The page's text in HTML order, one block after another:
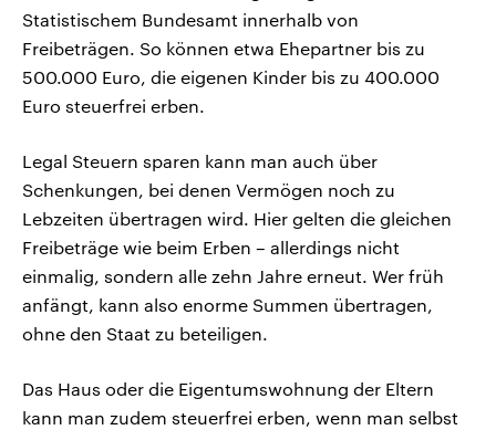
Statistischem Bundesamt innerhalb von
Freibeträgen. So können etwa Ehepartner bis zu
500.000 Euro, die eigenen Kinder bis zu 400.000
Euro steuerfrei erben.
Legal Steuern sparen kann man auch über
Schenkungen, bei denen Vermögen noch zu
Lebzeiten übertragen wird. Hier gelten die gleichen
Freibeträge wie beim Erben – allerdings nicht
einmalig, sondern alle zehn Jahre erneut. Wer früh
anfängt, kann also enorme Summen übertragen,
ohne den Staat zu beteiligen.
Das Haus oder die Eigentumswohnung der Eltern
kann man zudem steuerfrei erben, wenn man selbst